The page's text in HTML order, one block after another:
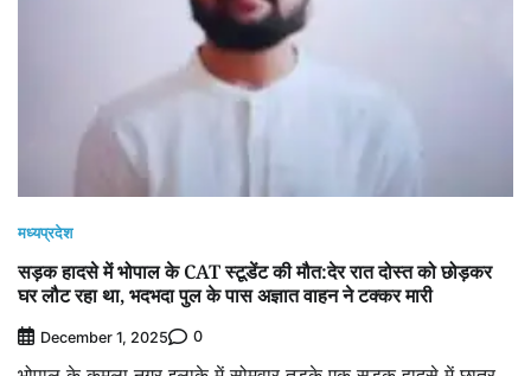
मध्यप्रदेश
सड़क हादसे में भोपाल के CAT स्टूडेंट की मौत:देर रात दोस्त को छोड़कर
घर लौट रहा था, भदभदा पुल के पास अज्ञात वाहन ने टक्कर मारी
December 1, 2025 0